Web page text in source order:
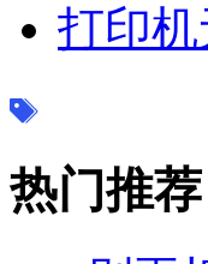
打印
热门推荐